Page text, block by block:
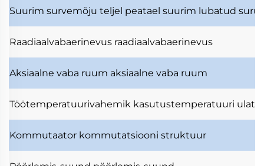
Suurim survemõju teljel peatael suurim lubatud
Raadiaalvabaerinevus raadiaalvabaerinevus
Aksiaalne vaba ruum aksiaalne vaba ruum
Töötemperatuurivahemik kasutustemperatuuri
Kommutaator kommutatsiooni struktuur